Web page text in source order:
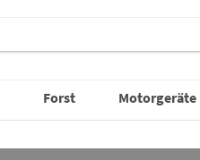
Forst Motorgeräte